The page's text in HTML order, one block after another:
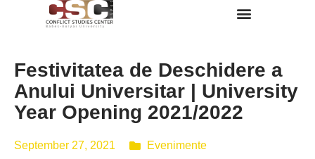
Festivitatea de Deschidere a
Anului Universitar | University
Year Opening 2021/2022
September 27, 2021 Evenimente